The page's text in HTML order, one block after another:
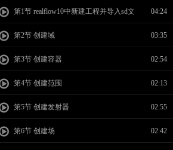
第1节 realflow10中新建工程并导入sd文 04:24
第2节 创建域 03:35
第3节 创建容器 02:54
第4节 创建范围 02:13
第5节 创建发射器 02:55
第6节 创建场 02:42